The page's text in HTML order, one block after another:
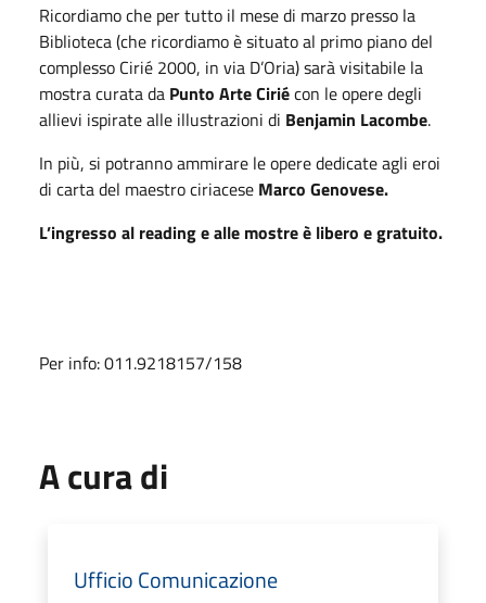
Ricordiamo che per tutto il mese di marzo presso la
Biblioteca (che ricordiamo è situato al primo piano del
complesso Cirié 2000, in via D’Oria) sarà visitabile la
mostra curata da Punto Arte Ciriécon le opere degli
allievi ispirate alle illustrazioni di Benjamin Lacombe.
In più, si potranno ammirare le opere dedicate agli eroi
di carta del maestro ciriacese Marco Genovese.
L’ingresso al reading e alle mostre è libero e gratuito.
Per info: 011.9218157/158
A cura di
Ufficio Comunicazione